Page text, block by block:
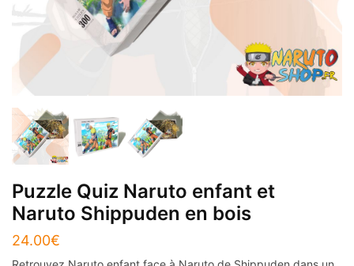
Puzzle Quiz Naruto enfant et
Naruto Shippuden en bois
24.00€